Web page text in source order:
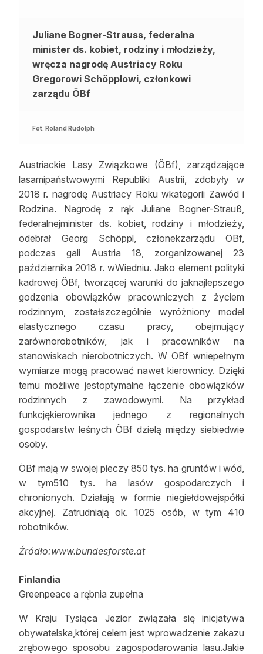
Juliane Bogner-Strauss, federalna
minister ds. kobiet, rodziny i młodzieży,
wręcza nagrodę Austriacy Roku
Gregorowi Schöpplowi, członkowi
zarządu ÖBf
Fot. Roland Rudolph
Austriackie Lasy Związkowe (ÖBf), zarządzające
lasamipaństwowymi Republiki Austrii, zdobyły w
2018 r. nagrodę Austriacy Roku wkategorii Zawód i
Rodzina. Nagrodę z rąk Juliane Bogner-Strauß,
federalnejminister ds. kobiet, rodziny i młodzieży,
odebrał Georg Schöppl, członekzarządu ÖBf,
podczas gali Austria 18, zorganizowanej 23
października 2018 r. wWiedniu. Jako element polityki
kadrowej ÖBf, tworzącej warunki do jaknajlepszego
godzenia obowiązków pracowniczych z życiem
rodzinnym, zostałszczególnie wyróżniony model
elastycznego czasu pracy, obejmujący
zarównorobotników, jak i pracowników na
stanowiskach nierobotniczych. W ÖBf wniepełnym
wymiarze mogą pracować nawet kierownicy. Dzięki
temu możliwe jestoptymalne łączenie obowiązków
rodzinnych z zawodowymi. Na przykład
funkcjękierownika jednego z regionalnych
gospodarstw leśnych ÖBf dzielą między siebiedwie
osoby.
ÖBf mają w swojej pieczy 850 tys. ha gruntów i wód,
w tym510 tys. ha lasów gospodarczych i
chronionych. Działają w formie niegiełdowejspółki
akcyjnej. Zatrudniają ok. 1025 osób, w tym 410
robotników.
Źródło:www.bundesforste.at
Finlandia
Greenpeace a rębnia zupełna
W Kraju Tysiąca Jezior związała się inicjatywa
obywatelska,której celem jest wprowadzenie zakazu
zrębowego sposobu zagospodarowania lasu.Jakie